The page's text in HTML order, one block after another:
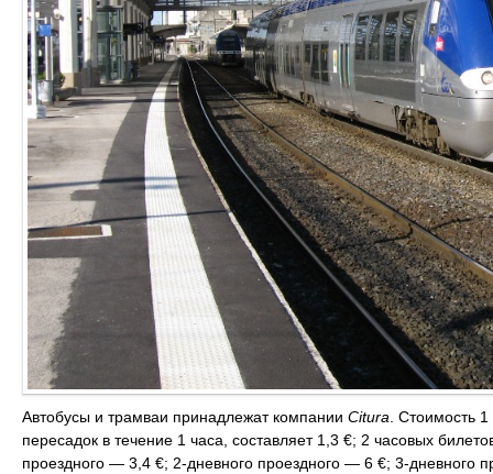
Автобусы и трамваи принадлежат компании Citura. Стоимость 1
пересадок в течение 1 часа, составляет 1,3 €; 2 часовых
проездного — 3,4 €; 2-дневного проездного — 6 €; 3-дневного